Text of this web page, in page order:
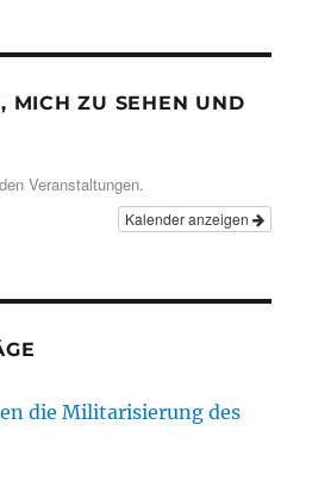
MICH ZU SEHEN UND
Veranstaltungen.
Kalender anzeigen
die Militarisierung des